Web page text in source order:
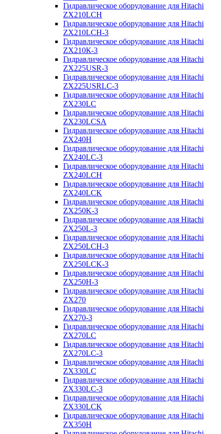
Гидравлическое оборудование для Hitachi
ZX210LCH
Гидравлическое оборудование для Hitachi
ZX210LCH-3
Гидравлическое оборудование для Hitachi
ZX210К-3
Гидравлическое оборудование для Hitachi
ZX225USR-3
Гидравлическое оборудование для Hitachi
ZX225USRLC-3
Гидравлическое оборудование для Hitachi
ZX230LC
Гидравлическое оборудование для Hitachi
ZX230LCSA
Гидравлическое оборудование для Hitachi
ZX240H
Гидравлическое оборудование для Hitachi
ZX240LC-3
Гидравлическое оборудование для Hitachi
ZX240LCH
Гидравлическое оборудование для Hitachi
ZX240LCK
Гидравлическое оборудование для Hitachi
ZX250K-3
Гидравлическое оборудование для Hitachi
ZX250L-3
Гидравлическое оборудование для Hitachi
ZX250LCH-3
Гидравлическое оборудование для Hitachi
ZX250LCK-3
Гидравлическое оборудование для Hitachi
ZX250Н-3
Гидравлическое оборудование для Hitachi
ZX270
Гидравлическое оборудование для Hitachi
ZX270-3
Гидравлическое оборудование для Hitachi
ZX270LC
Гидравлическое оборудование для Hitachi
ZX270LC-3
Гидравлическое оборудование для Hitachi
ZX330LC
Гидравлическое оборудование для Hitachi
ZX330LC-3
Гидравлическое оборудование для Hitachi
ZX330LCK
Гидравлическое оборудование для Hitachi
ZX350H